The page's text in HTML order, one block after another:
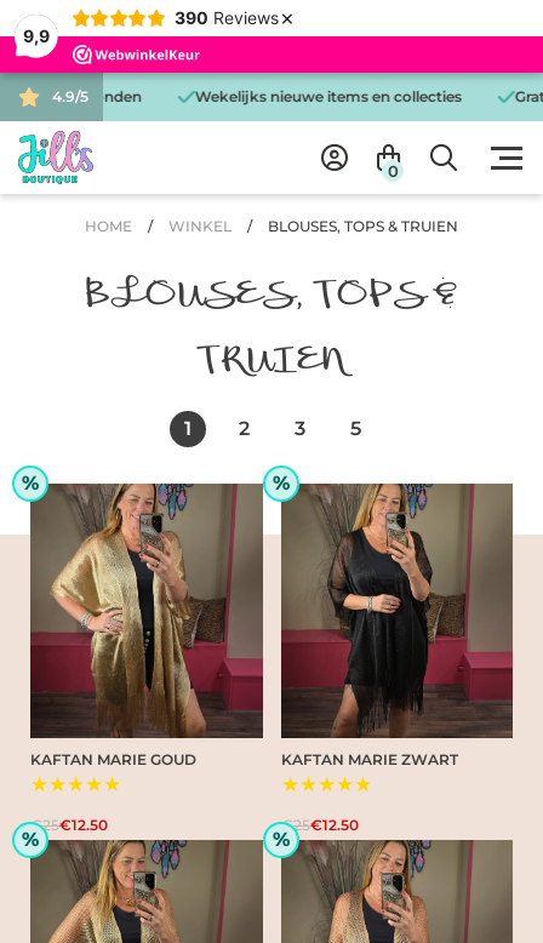
9,9
390 Reviews ×
4.9/5
verzonden Wekelijks nieuwe items en collecties Gratis
0
HOME / WINKEL / BLOUSES, TOPS & TRUIEN
BLOUSES, TOPS &
TRUIEN
1 2 3 5
%
KAFTAN MARIE GOUD
★★★★★
€25€12.50
%
KAFTAN MARIE ZWART
★★★★★
€25€12.50
% %